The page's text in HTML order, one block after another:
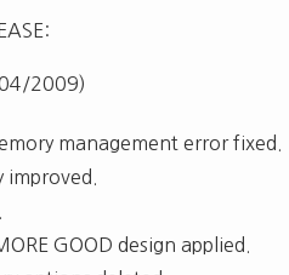
2009)
management error fixed.
improved.
GOOD design applied.